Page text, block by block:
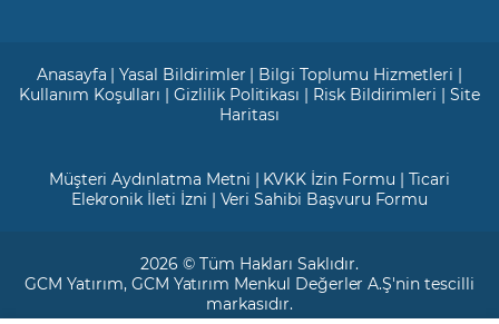
Anasayfa |Yasal Bildirimler | Bilgi Toplumu Hizmetleri |
Kullanım Koşulları |Gizlilik Politikası | Risk Bildirimleri |Site
Haritası
Müşteri Aydınlatma Metni | KVKK İzin Formu | Ticari
Elekronik İleti İzni | Veri Sahibi Başvuru Formu
2026 © Tüm Hakları Saklıdır.
GCM Yatırım, GCM Yatırım Menkul Değerler A.Ş'nin tescilli
markasıdır.